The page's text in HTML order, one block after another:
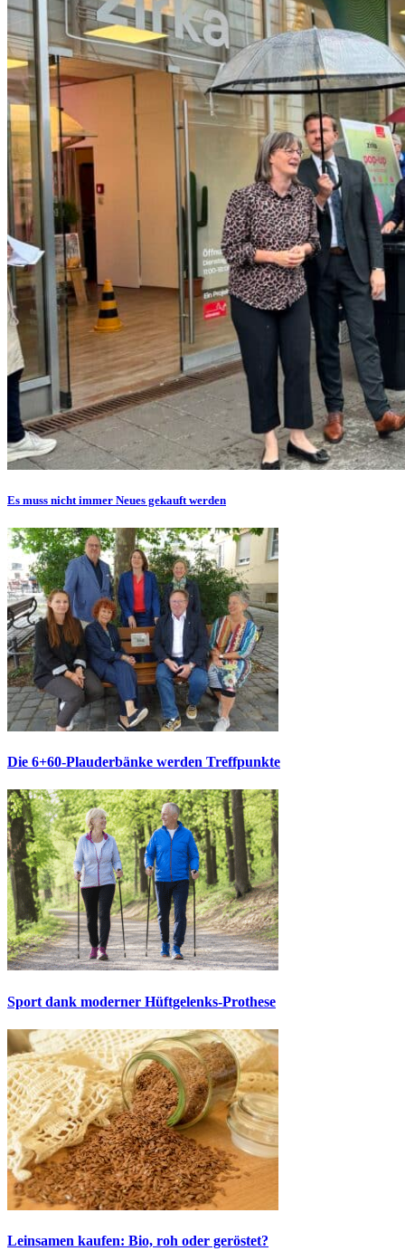
Es muss nicht immer Neues gekauft werden
Die 6+60-Plauderbänke werden Treffpunkte
Sport dank moderner Hüftgelenks-Prothese
Leinsamen kaufen: Bio, roh oder geröstet?